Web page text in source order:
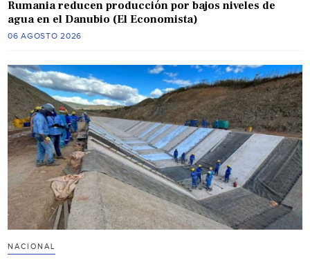
Rumania reducen producción por bajos niveles de
agua en el Danubio (El Economista)
06 AGOSTO 2026
NACIONAL